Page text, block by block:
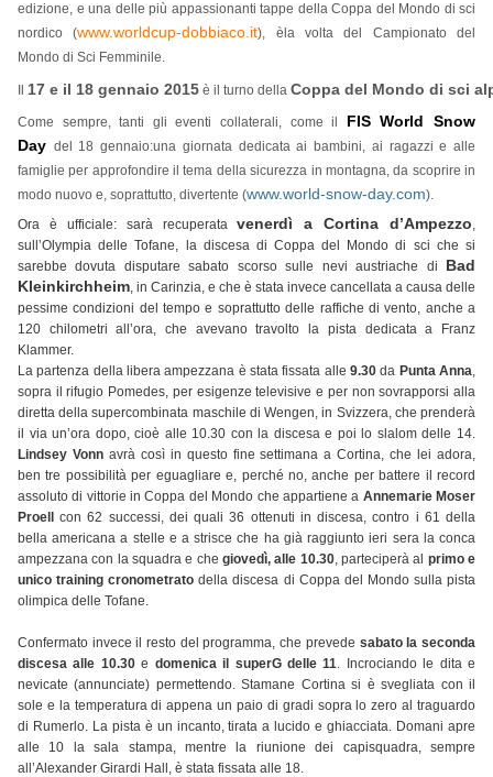
edizione, e una delle più appassionanti tappe della Coppa del Mondo di sci
nordico (www.worldcup-dobbiaco.it), èla volta del Campionato del
Mondo di Sci Femminile.
Il 17 e il 18 gennaio 2015 è il turno della Coppa del Mondo di sci
Come sempre, tanti gli eventi collaterali, come il FIS World Snow
Day del 18 gennaio:una giornata dedicata ai bambini, ai ragazzi e alle
famiglie per approfondire il tema della sicurezza in montagna, da scoprire in
modo nuovo e, soprattutto, divertente (www.world-snow-day.com).
Ora è ufficiale: sarà recuperatavenerdì a Cortina d’Ampezzo,
sull’Olympia delle Tofane, la discesa di Coppa del Mondo di sci che si
sarebbe dovuta disputare sabato scorso sulle nevi austriache di Bad
Kleinkirchheim, in Carinzia, e che è stata invece cancellata a causa delle
pessime condizioni del tempo e soprattutto delle raffiche di vento, anche a
120 chilometri all’ora, che avevano travolto la pista dedicata a Franz
Klammer.
La partenza della libera ampezzana è stata fissata alle 9.30 da Punta Anna,
sopra il rifugio Pomedes, per esigenze televisive e per non sovrapporsi alla
diretta della supercombinata maschile di Wengen, in Svizzera, che prenderà
il via un’ora dopo, cioè alle 10.30 con la discesa e poi lo slalom delle 14.
Lindsey Vonnavrà così in questo fine settimana a Cortina, che lei adora,
ben tre possibilità per eguagliare e, perché no, anche per battere il record
assoluto di vittorie in Coppa del Mondo che appartiene a Annemarie Moser
Proellcon 62 successi, dei quali 36 ottenuti in discesa, contro i 61 della
bella americana a stelle e a strisce che ha già raggiunto ieri sera la conca
ampezzana con la squadra e che giovedì, alle 10.30, parteciperà al primo e
unico training cronometrato della discesa di Coppa del Mondo sulla pista
olimpica delle Tofane.
Confermato invece il resto del programma, che prevede sabato la seconda
discesa alle 10.30e domenica il superG delle 11. Incrociando le dita e
nevicate (annunciate) permettendo. Stamane Cortina si è svegliata con il
sole e la temperatura di appena un paio di gradi sopra lo zero al traguardo
di Rumerlo. La pista è un incanto, tirata a lucido e ghiacciata. Domani apre
alle 10 la sala stampa, mentre la riunione dei capisquadra, sempre
all’Alexander Girardi Hall, è stata fissata alle 18.